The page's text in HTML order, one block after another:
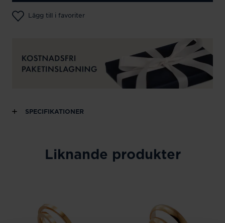
Lägg till i favoriter
SPECIFIKATIONER
Liknande produkter